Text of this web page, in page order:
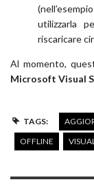
utilizzarla
riscaricare
Al momento,
Microsoft Visual
TAGS:
OFFLINE